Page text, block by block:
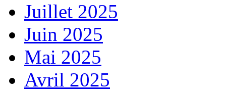
Juillet 2025
Juin 2025
Mai 2025
Avril 2025